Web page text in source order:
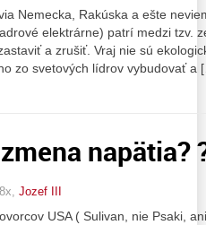
Nemecka, Rakúska a ešte
elektrárne) patrí medzi tzv.
a zrušiť. Vraj nie sú
zo svetových lídrov vybudovať a
napätia?
Jozef III
USA ( Sulivan, nie Psaki,